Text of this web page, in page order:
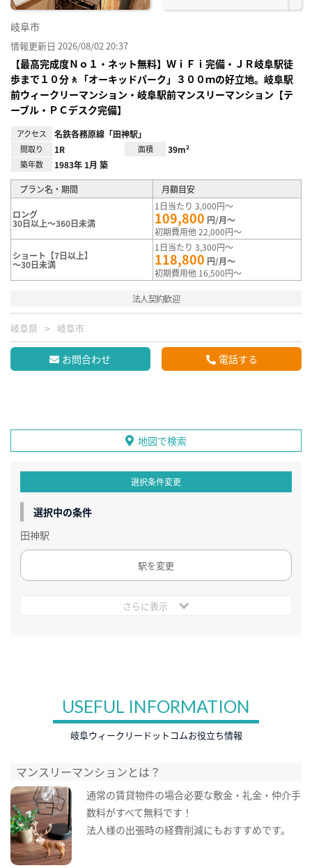
岐阜市
情報更新日 2026/08/02 20:37
【最高完成度Ｎｏ１・ネット無料】ＷｉＦｉ完備・ＪＲ岐阜駅徒
歩まで１０分🚶「オーキッドパーク」３００ｍの好立地。岐阜駅
前ウィークリーマンション・岐阜駅前マンスリーマンション【テ
ーブル・ＰＣデスク完備】
アクセス 名鉄各務原線「田神駅」
間取り 1R 面積 39m²
築年数 1983年 1月 築
プラン名・期間 月額目安
ロング
30日以上～360日未満
1日当たり 3,000円～
109,800 円/月～
初期費用他 22,000円～
ショート【7日以上】
～30日未満
1日当たり 3,300円～
118,800 円/月～
初期費用他 16,500円～
法人契約歓迎
岐阜県 岐阜市
お問合わせ 電話する
地図で検索
選択条件変更
選択中の条件
田神駅
駅を変更
さらに表示
USEFUL INFORMATION
岐阜ウィークリードットコムお役立ち情報
マンスリーマンションとは？
通常の賃貸物件の場合必要な敷金・礼金・仲介手
数料がすべて無料です！
法人様の出張時の経費削減にもおすすめです。